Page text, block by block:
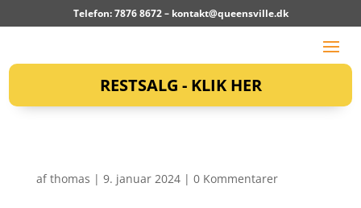
Telefon: 7876 8672 – kontakt@queensville.dk
RESTSALG - KLIK HER
afthomas | 9. januar 2024| 0 Kommentarer